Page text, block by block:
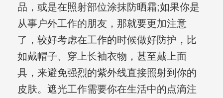
品，或是在照射部位涂抹防晒霜;如果你是
从事户外工作的朋友，那就要更加注意
了，较好考虑在工作的时候做好防护，比
如戴帽子、穿上长袖衣物，甚至戴上面
具，来避免强烈的紫外线直接照射到你的
皮肤。遮光工作需要你在生活中的点滴注